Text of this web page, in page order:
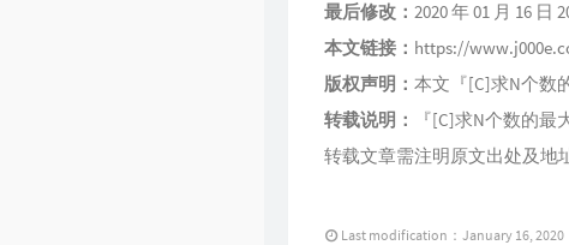
最后修改： 2020 年 01 月 16 日
本文链接： https://
版权声明： 本文『[C]求N个数
转载说明：
『[C]求N个数的最
转载文章需注明原文出处及地
Last modification：January 16, 2020